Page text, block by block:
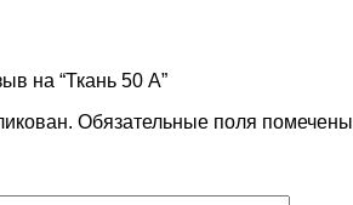
на “Ткань 50 А”
Обязательные поля помечены